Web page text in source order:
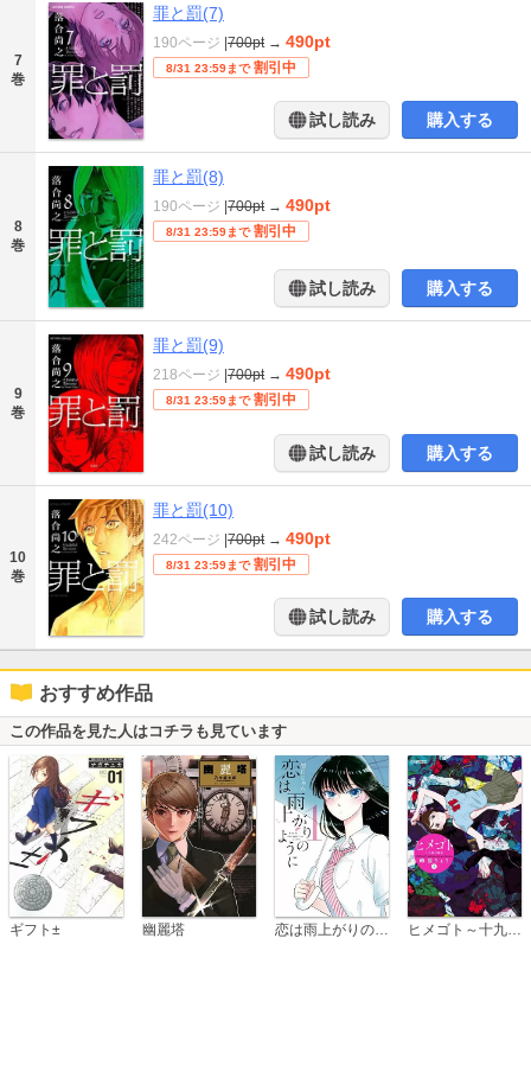
7
巻
罪と罰(7)
190ページ 700pt → 490pt
8/31 23:59まで 割引中
試し読み 購入する
8
巻
罪と罰(8)
190ページ 700pt → 490pt
8/31 23:59まで 割引中
試し読み 購入する
9
巻
罪と罰(9)
218ページ 700pt → 490pt
8/31 23:59まで 割引中
試し読み 購入する
10
巻
罪と罰(10)
242ページ 700pt → 490pt
8/31 23:59まで 割引中
試し読み 購入する
おすすめ作品
この作品を見た人はコチラも見ています
ギフト± 幽麗塔 恋は雨上がりのように ヒメゴト～十九歳の制服～